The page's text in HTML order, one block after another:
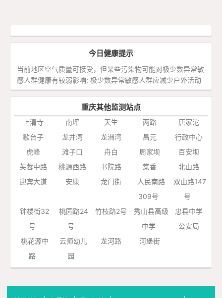
今日健康提示
当前地区空气质量可接受，但某些污染物可能对极少数异常敏
感人群健康有较弱影响; 极少数异常敏感人群应减少户外活动
重庆其他监测站点
上清寺 南坪 天生 两路
唐家沱
歇台子
龙井湾 龙洲湾 昌元
行政中心
虎峰
滩子口 舟白 周家坝
百安坝
芙蓉中路
桃源西路 书院路 棠香
北山路
迎宾大道
安康 龙门街
人民南路
309号
双山路147
号
钟楼街32
号
桃园路24
号
竹枝路2号
秀山县高级
中学
忠县中学
公安局
桃花源中
路
云师幼儿
园
龙河路 河堡街